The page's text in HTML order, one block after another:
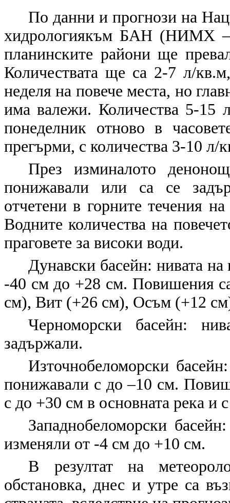
По данни и прогнози на
хидрологиякъм БАН (НИМХ –
планинските райони ще
Количествата ще са 2-7 л/
неделя на повече места, но
има валежи. Количества 5-15
понеделник отново в
прегърми, с количества 3-10 л/
През изминалото
понижавали или са се
отчетени в горните течения
Водните количества на
праговете за високи води.
Дунавски басейн: нивата
-40 см до +28 см. Повишения
см), Вит (+26 см), Осъм (+12
Черноморски басейн:
задържали.
Източнобеломорски
понижавали с до –10 см.
с до +30 см в основната река и
Западнобеломорски
изменяли от -4 см до +10 см.
В резултат на
обстановка, днес и утре са